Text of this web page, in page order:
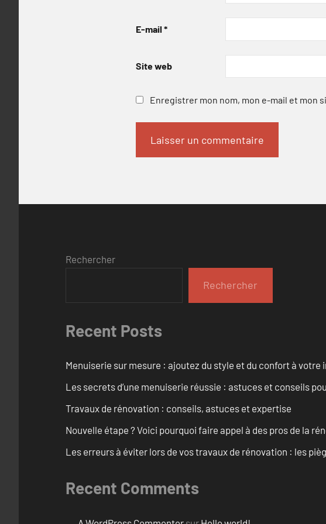
E-mail *
Site web
Enregistrer mon nom, mon e-mail et mon
Rechercher
Rechercher
Recent Posts
Menuiserie sur mesure : ajoutez du style et du confort à votre
Les secrets d’une menuiserie réussie : astuces et conseils
Travaux de rénovation : conseils, astuces et expertise
Nouvelle étape ? Voici pourquoi faire appel à des pros de la
Les erreurs à éviter lors de vos travaux de rénovation : les
Recent Comments